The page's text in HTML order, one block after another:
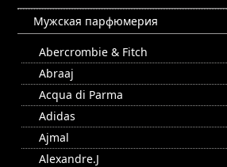
Мужская парфюмерия
Abercrombie & Fitch
Abraaj
Acqua di Parma
Adidas
Ajmal
Alexandre.J